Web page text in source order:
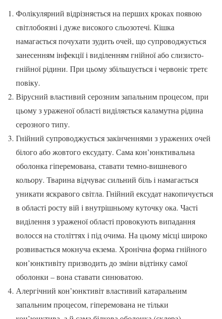
Фолікулярний відрізняється на перших кроках появою
світлобоязні і дуже високого сльозотечі. Кішка
намагається почухати зудить очей, що супроводжується
занесенням інфекції і виділенням гнійної або слизисто-
гнійної рідини. При цьому збільшується і червоніє третє
повіку.
Вірусний властивий серозним запальним процесом, при
цьому з ураженої області виділяється каламутна рідина
серозного типу.
Гнійний супроводжується закінченнями з уражених очей
білого або жовтого ексудату. Сама кон’юнктивальна
оболонка гіперемована, ставати темно-вишневого
кольору. Тварина відчуває сильний біль і намагається
уникати яскравого світла. Гнійний ексудат накопичується
в області росту вій і внутрішньому куточку ока. Часті
виділення з ураженої області провокують випадання
волосся на століттях і під очима. На цьому місці широко
розвивається мокнуча екзема. Хронічна форма гнійного
кон’юнктивіту призводить до зміни відтінку самої
оболонки – вона ставати синюватою.
Алергічний кон’юнктивіт властивий катаральним
запальним процесом, гіперемована не тільки